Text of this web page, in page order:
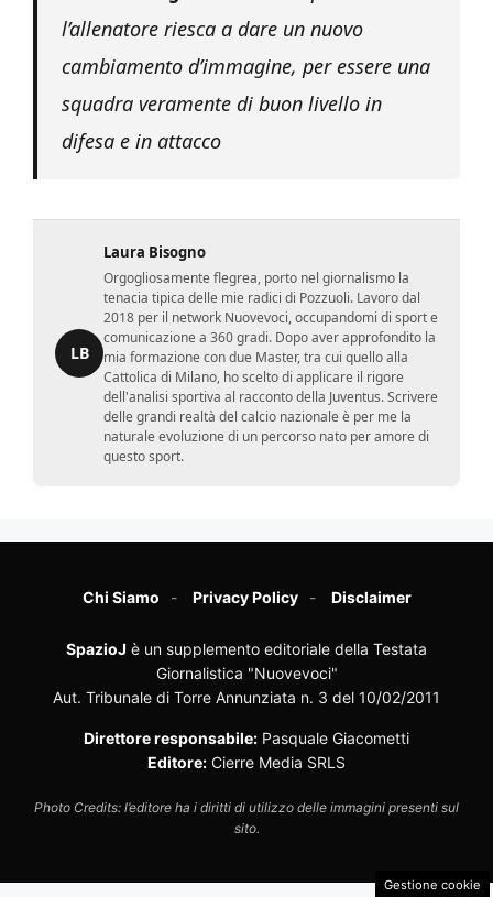
l’allenatore riesca a dare un nuovo
cambiamento d’immagine, per essere una
squadra veramente di buon livello in
difesa e in attacco
LB
Laura Bisogno
Orgogliosamente flegrea, porto nel giornalismo la
tenacia tipica delle mie radici di Pozzuoli. Lavoro dal
2018 per il network Nuovevoci, occupandomi di sport e
comunicazione a 360 gradi. Dopo aver approfondito la
mia formazione con due Master, tra cui quello alla
Cattolica di Milano, ho scelto di applicare il rigore
dell'analisi sportiva al racconto della Juventus. Scrivere
delle grandi realtà del calcio nazionale è per me la
naturale evoluzione di un percorso nato per amore di
questo sport.
Chi Siamo Privacy Policy Disclaimer
SpazioJ è un supplemento editoriale della Testata
Giornalistica "Nuovevoci"
Aut. Tribunale di Torre Annunziata n. 3 del 10/02/2011
Direttore responsabile: Pasquale Giacometti
Editore: Cierre Media SRLS
Photo Credits: l’editore ha i diritti di utilizzo delle immagini presenti sul
sito.
Gestione cookie